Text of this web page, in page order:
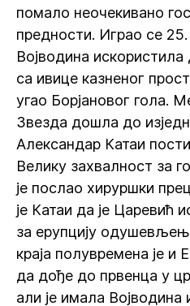
помало неочекивано
предности. Играо се
Војводина
са ивице казненог
угао Борјановог гола.
Звезда дошла до
Александар Катаи
Велику захвалност за
је послао хируршки
је Катаи да је Царевић
за ерупцију
краја полувремена је и
да дође до првенца у
али је имала Војводина